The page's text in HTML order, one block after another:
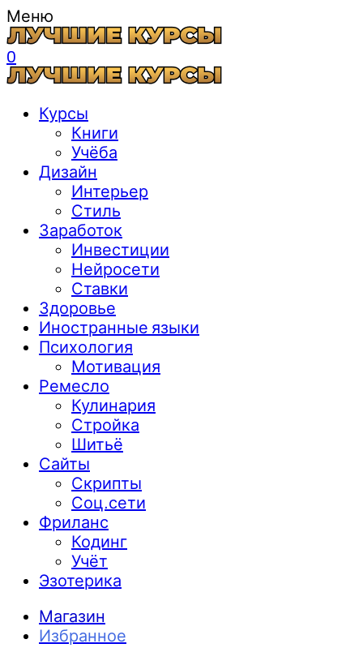
Меню
0
Курсы
Книги
Учёба
Дизайн
Интерьер
Стиль
Заработок
Инвестиции
Нейросети
Ставки
Здоровье
Иностранные языки
Психология
Мотивация
Ремесло
Кулинария
Стройка
Шитьё
Сайты
Скрипты
Соц.сети
Фриланс
Кодинг
Учёт
Эзотерика
Магазин
Избранное